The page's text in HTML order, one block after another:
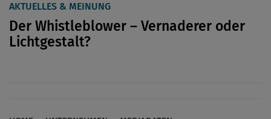
AKTUELLES & MEINUNG
Der Whistleblower – Vernaderer oder
Lichtgestalt?